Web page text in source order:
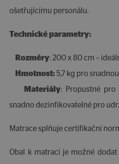
ošetřujícímu personálu.
Technické parametry:
Rozměry: 200 x 80 cm –
Hmotnost:5,7 kg pro
Materiály: Propustné pro
snadno dezinfikovatelné pro
Matrace splňuje certifikační
Obal k matraci je možné